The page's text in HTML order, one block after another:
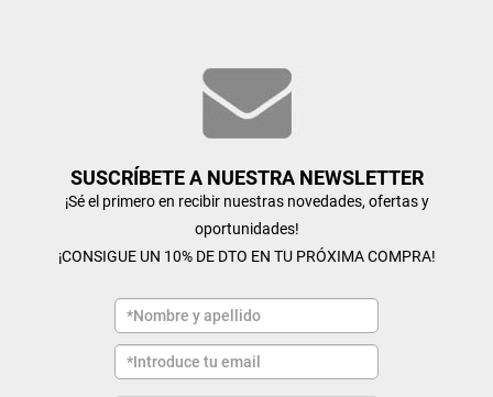
SUSCRÍBETE A NUESTRA NEWSLETTER
¡Sé el primero en recibir nuestras novedades, ofertas y
oportunidades!
¡CONSIGUE UN 10% DE DTO EN TU PRÓXIMA COMPRA!